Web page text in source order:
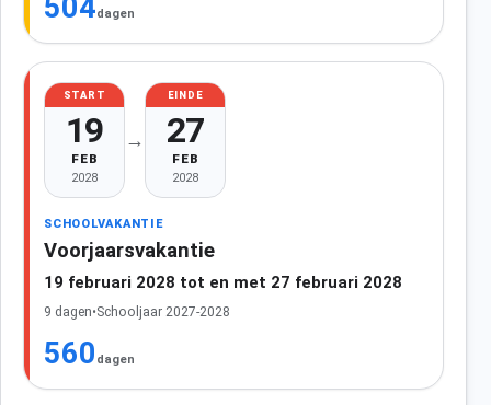
504dagen
START
19
FEB
2028
→
EINDE
27
FEB
2028
SCHOOLVAKANTIE
Voorjaarsvakantie
19 februari 2028 tot en met 27 februari 2028
9 dagen•Schooljaar 2027-2028
560 dagen